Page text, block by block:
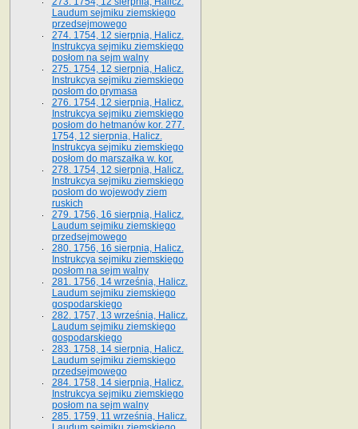
Laudum sejmiku ziemskiego
przedsejmowego
274. 1754, 12 sierpnia, Halicz.
Instrukcya sejmiku ziemskiego
posłom na sejm walny
275. 1754, 12 sierpnia, Halicz.
Instrukcya sejmiku ziemskiego
posłom do prymasa
276. 1754, 12 sierpnia, Halicz.
Instrukcya sejmiku ziemskiego
posłom do hetmanów kor. 277.
1754, 12 sierpnia, Halicz.
Instrukcya sejmiku ziemskiego
posłom do marszałka w. kor.
278. 1754, 12 sierpnia, Halicz.
Instrukcya sejmiku ziemskiego
posłom do wojewody ziem
ruskich
279. 1756, 16 sierpnia, Halicz.
Laudum sejmiku ziemskiego
przedsejmowego
280. 1756, 16 sierpnia, Halicz.
Instrukcya sejmiku ziemskiego
posłom na sejm walny
281. 1756, 14 września, Halicz.
Laudum sejmiku ziemskiego
gospodarskiego
282. 1757, 13 września, Halicz.
Laudum sejmiku ziemskiego
gospodarskiego
283. 1758, 14 sierpnia, Halicz.
Laudum sejmiku ziemskiego
przedsejmowego
284. 1758, 14 sierpnia, Halicz.
Instrukcya sejmiku ziemskiego
posłom na sejm walny
285. 1759, 11 września, Halicz.